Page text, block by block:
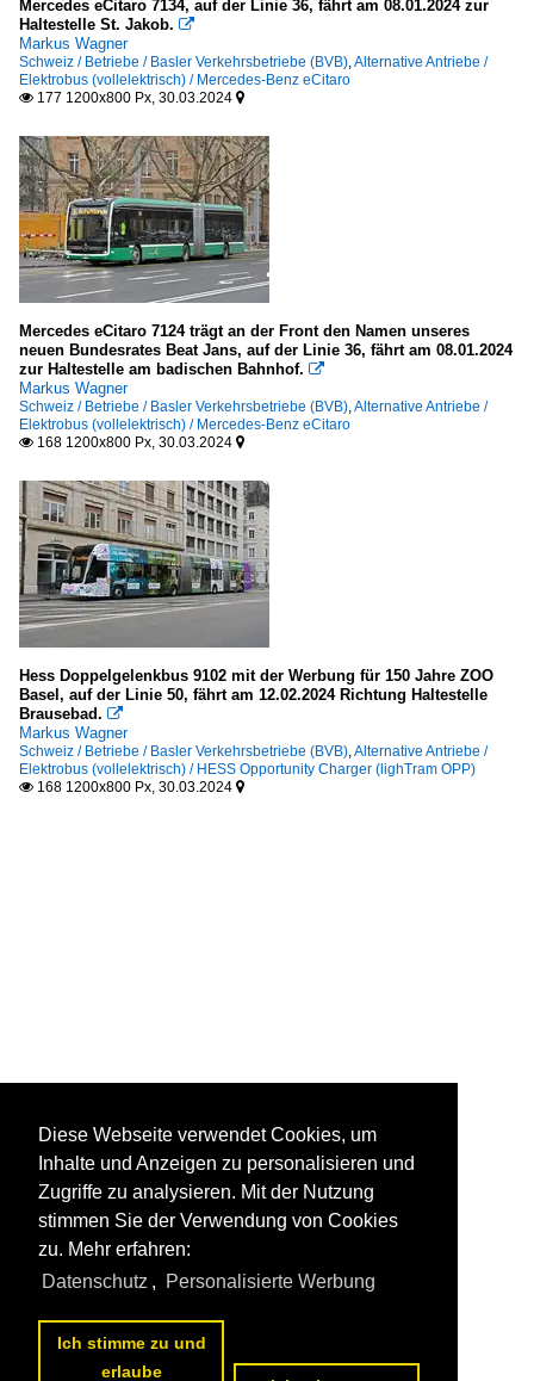
Mercedes eCitaro 7134, auf der Linie 36, fährt am 08.01.2024 zur
Haltestelle St. Jakob. 
Markus Wagner
Schweiz / Betriebe / Basler Verkehrsbetriebe (BVB),Alternative Antriebe /
Elektrobus (vollelektrisch) / Mercedes-Benz eCitaro
 177 1200x800 Px, 30.03.2024 
Mercedes eCitaro 7124 trägt an der Front den Namen unseres
neuen Bundesrates Beat Jans, auf der Linie 36, fährt am 08.01.2024
zur Haltestelle am badischen Bahnhof. 
Markus Wagner
Schweiz / Betriebe / Basler Verkehrsbetriebe (BVB),Alternative Antriebe /
Elektrobus (vollelektrisch) / Mercedes-Benz eCitaro
 168 1200x800 Px, 30.03.2024 
Hess Doppelgelenkbus 9102 mit der Werbung für 150 Jahre ZOO
Basel, auf der Linie 50, fährt am 12.02.2024 Richtung Haltestelle
Brausebad. 
Markus Wagner
Schweiz / Betriebe / Basler Verkehrsbetriebe (BVB),Alternative Antriebe /
Elektrobus (vollelektrisch) / HESS Opportunity Charger (lighTram OPP)
 168 1200x800 Px, 30.03.2024 
Diese Webseite verwendet Cookies, um
Inhalte und Anzeigen zu personalisieren und
Zugriffe zu analysieren. Mit der Nutzung
stimmen Sie der Verwendung von Cookies
zu. Mehr erfahren:
Datenschutz , Personalisierte Werbung
Ich stimme zu und
erlaube